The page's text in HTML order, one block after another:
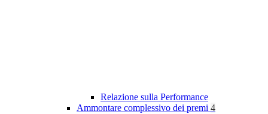
Relazione sulla Performance
Ammontare complessivo dei premi 4